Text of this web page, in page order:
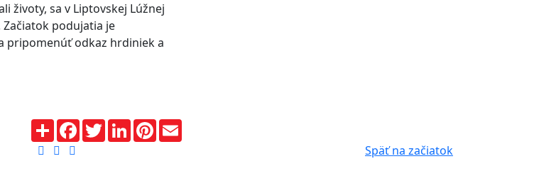
životy, sa v Liptovskej Lúžnej
podujatia je
pripomenúť odkaz hrdiniek a
ZdieľajFacebook
TwitterLinkedInPinterest
Späť na začiatok